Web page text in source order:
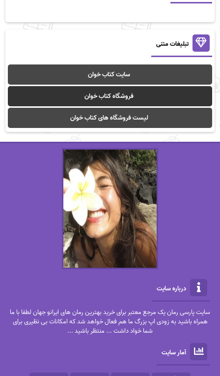
تبلیغات متنی
سایت کتاب خوان
فروشگاه کتاب خوان
لیست فروشگاه های کتاب خوان
درباره سایت
سایت پارسی رمان یک مرجع معتبر برای خرید بهترین رمان های ایرانو جهان لطفا با ما
همراه باشید به زودی اپ بزرگ ما هم فعال خواهد شد که امکانات بی نظیری برای
شما خواد داشت ... منتظر باشید ...
آمار سایت